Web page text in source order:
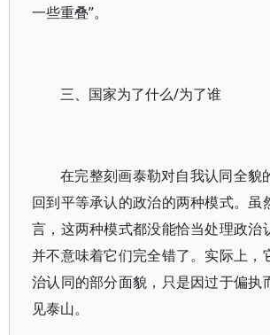
一些重叠”。
三、国家为了什么/为了谁
在完整刻画泰勒对自我认同全貌
回到平等承认的政治的两种模式。虽
言，这两种模式都没能恰当处理政治
并不意味着它们完全错了。实际上，
治认同的部分面貌，只是因过于偏执
见泰山。